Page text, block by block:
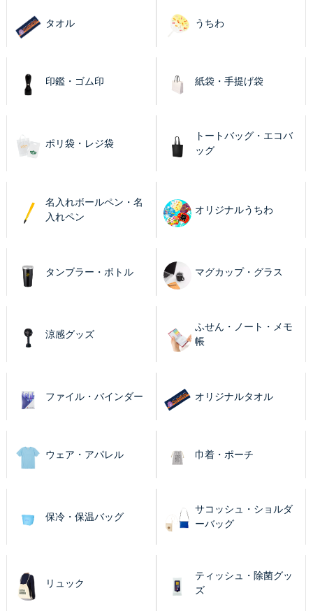
タオル うちわ
印鑑・ゴム印 紙袋・手提げ袋
ポリ袋・レジ袋
トートバッグ・エコバ
ッグ
名入れボールペン・名
入れペン
オリジナルうちわ
タンブラー・ボトル マグカップ・グラス
涼感グッズ
ふせん・ノート・メモ
帳
ファイル・バインダー オリジナルタオル
ウェア・アパレル 巾着・ポーチ
保冷・保温バッグ
サコッシュ・ショルダ
ーバッグ
リュック
ティッシュ・除菌グッ
ズ